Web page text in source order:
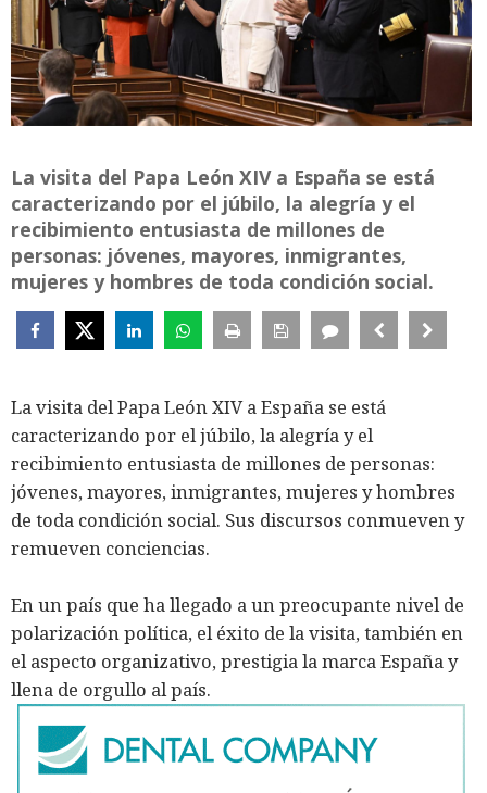
La visita del Papa León XIV a España se está
caracterizando por el júbilo, la alegría y el
recibimiento entusiasta de millones de
personas: jóvenes, mayores, inmigrantes,
mujeres y hombres de toda condición social.
La visita del Papa León XIV a España se está
caracterizando por el júbilo, la alegría y el
recibimiento entusiasta de millones de personas:
jóvenes, mayores, inmigrantes, mujeres y hombres
de toda condición social. Sus discursos conmueven y
remueven conciencias.
En un país que ha llegado a un preocupante nivel de
polarización política, el éxito de la visita, también en
el aspecto organizativo, prestigia la marca España y
llena de orgullo al país.